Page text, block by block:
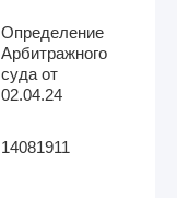
Определение
Арбитражного
суда от
02.04.24
14081911